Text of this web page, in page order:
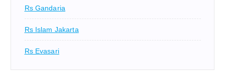
Rs Gandaria
Rs Islam Jakarta
Rs Evasari